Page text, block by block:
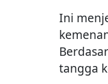
Ini
tangga